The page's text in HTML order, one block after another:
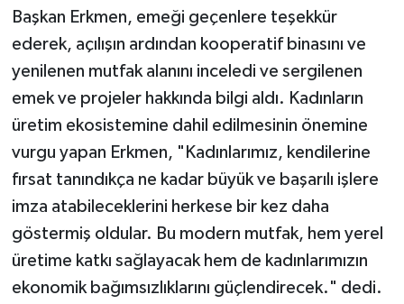
Başkan Erkmen, emeği geçenlere teşekkür
ederek, açılışın ardından kooperatif binasını ve
yenilenen mutfak alanını inceledi ve sergilenen
emek ve projeler hakkında bilgi aldı. Kadınların
üretim ekosistemine dahil edilmesinin önemine
vurgu yapan Erkmen, "Kadınlarımız, kendilerine
fırsat tanındıkça ne kadar büyük ve başarılı işlere
imza atabileceklerini herkese bir kez daha
göstermiş oldular. Bu modern mutfak, hem yerel
üretime katkı sağlayacak hem de kadınlarımızın
ekonomik bağımsızlıklarını güçlendirecek." dedi.